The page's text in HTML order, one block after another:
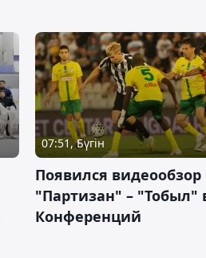
07:51, Бүгін
Появился
"Партизан" – "Тобыл"
Конференций